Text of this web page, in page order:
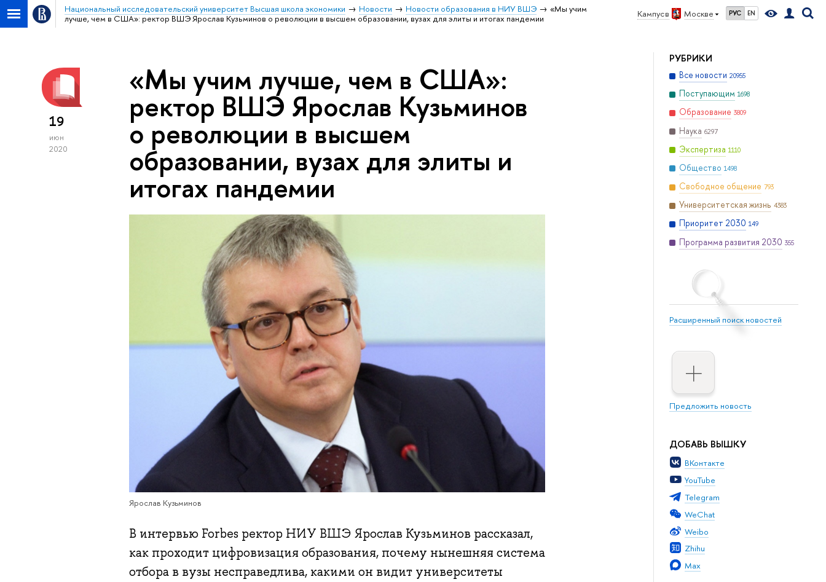
Кампус в Москве РУС EN
Национальный исследовательский университет Высшая школа экономики Новости Новости образования в НИУ ВШЭ
«Мы учим
лучше, чем в США»: ректор ВШЭ Ярослав Кузьминов о революции в высшем образовании, вузах для элиты и итогах пандемии
РУБРИКИ
Все новости 20955
Поступающим 1698
Образование 3809
Наука 6297
Экспертиза 1110
Общество 1498
Свободное общение 793
Университетская жизнь 4383
Приоритет 2030 149
Программа развития 2030 355
Расширенный поиск новостей
Предложить новость
ДОБАВЬ ВЫШКУ
ВКонтакте
YouTube
Telegram
WeChat
Weibo
Zhihu
Max
19
июн
2020
«Мы учим лучше, чем в США»:
ректор ВШЭ Ярослав Кузьминов
о революции в высшем
образовании, вузах для элиты и
итогах пандемии
Ярослав Кузьминов
В интервью Forbes ректор НИУ ВШЭ Ярослав Кузьминов рассказал,
как проходит цифровизация образования, почему нынешняя система
отбора в вузы несправедлива, какими он видит университеты